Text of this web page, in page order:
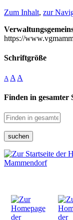
Zum Inhalt, zur
https://
Schriftgröße
A A A
Finden in gesamter
suchen